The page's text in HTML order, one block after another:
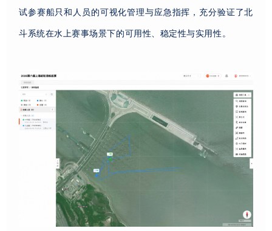
试参赛船只和人员的可视化管理与应急指挥，充分验证了北
斗系统在水上赛事场景下的可用性、稳定性与实用性。